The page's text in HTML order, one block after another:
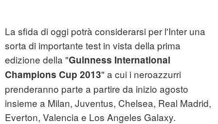
La sfida di oggi potrà considerarsi per l'Inter una
sorta di importante test in vista della prima
edizione della "Guinness International
Champions Cup 2013" a cui i neroazzurri
prenderanno parte a partire da inizio agosto
insieme a Milan, Juventus, Chelsea, Real Madrid,
Everton, Valencia e Los Angeles Galaxy.